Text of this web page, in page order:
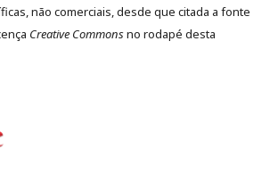
não comerciais, desde que citada a fonte
Creative Commonsno rodapé desta